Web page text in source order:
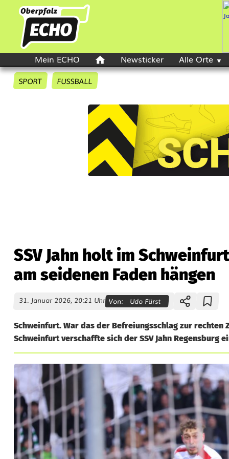
Mein ECHO Newsticker Alle Orte
SPORT FUSSBALL
SSV Jahn holt im
am seidenen Faden hängen
31. Januar 2026, 20:21 Uhr Von: Udo Fürst
Schweinfurt. War das der Befreiungsschlag zur rechten
Schweinfurt verschaffte sich der SSV Jahn
S
S
V
J
a